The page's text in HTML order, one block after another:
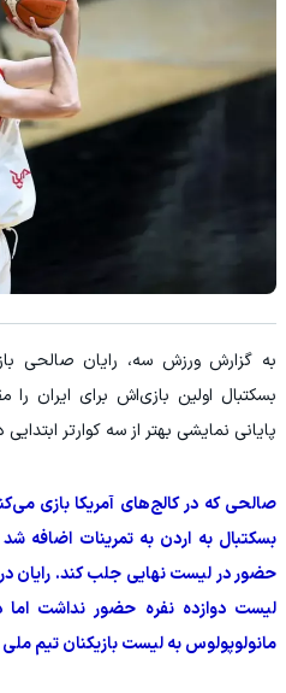
به گزارش ورزش سه، رایان صالحی
بسکتبال اولین بازی‌اش برای ایران را
پایانی نمایشی بهتر از سه کوارتر
صالحی که در کالج‌های آمریکا بازی
بسکتبال به اردن به تمرینات اضافه
حضور در لیست نهایی جلب کند. رایان
لیست دوازده نفره حضور نداشت اما
مانولوپولوس به لیست بازیکنان تیم